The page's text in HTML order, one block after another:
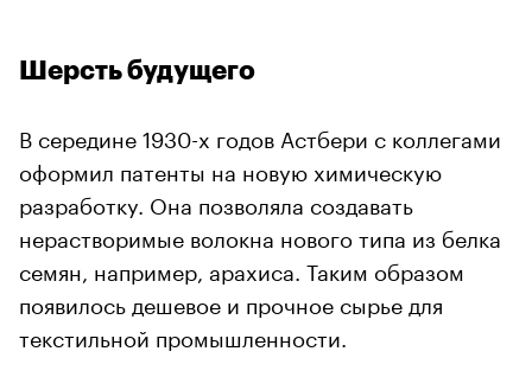
Шерсть будущего
В середине 1930-х годов Астбери с коллегами
оформил патенты на новую химическую
разработку. Она позволяла создавать
нерастворимые волокна нового типа из белка
семян, например, арахиса. Таким образом
появилось дешевое и прочное сырье для
текстильной промышленности.